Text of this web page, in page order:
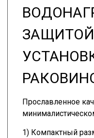
ЗАЩИТОЙ
Прославленное
1) Компактный